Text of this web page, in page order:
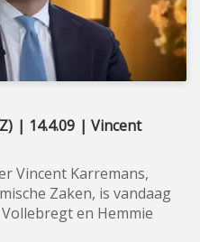
| 14.4.09 | Vincent
Vincent Karremans,
Zaken, is vandaag
en Hemmie